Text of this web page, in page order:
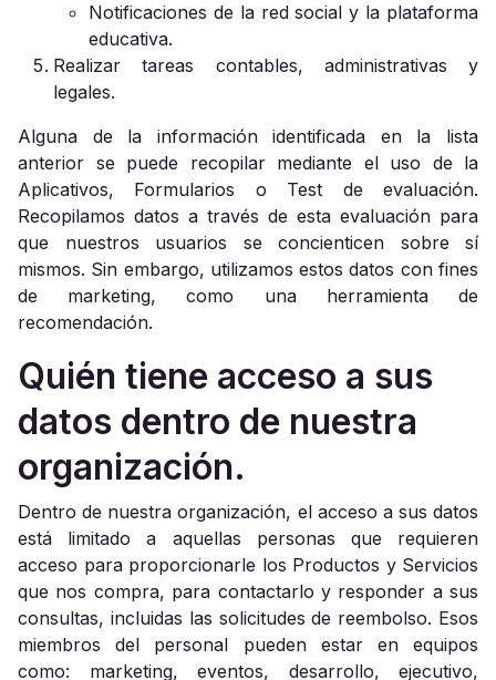
Notificaciones de la red social y la plataforma
educativa.
Realizar tareas contables, administrativas y
legales.
Alguna de la información identificada en la lista
anterior se puede recopilar mediante el uso de la
Aplicativos, Formularios o Test de evaluación.
Recopilamos datos a través de esta evaluación para
que nuestros usuarios se concienticen sobre sí
mismos. Sin embargo, utilizamos estos datos con fines
de marketing, como una herramienta de
recomendación.
Quién tiene acceso a sus
datos dentro de nuestra
organización.
Dentro de nuestra organización, el acceso a sus datos
está limitado a aquellas personas que requieren
acceso para proporcionarle los Productos y Servicios
que nos compra, para contactarlo y responder a sus
consultas, incluidas las solicitudes de reembolso. Esos
miembros del personal pueden estar en equipos
como: marketing, eventos, desarrollo, ejecutivo,